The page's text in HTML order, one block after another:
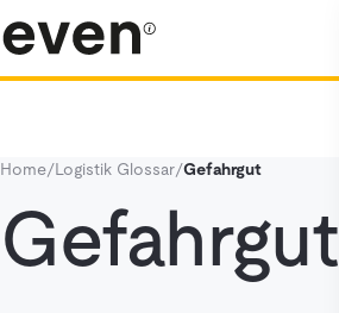
Home/Logistik Glossar/Gefahrgut
Gefahrgut